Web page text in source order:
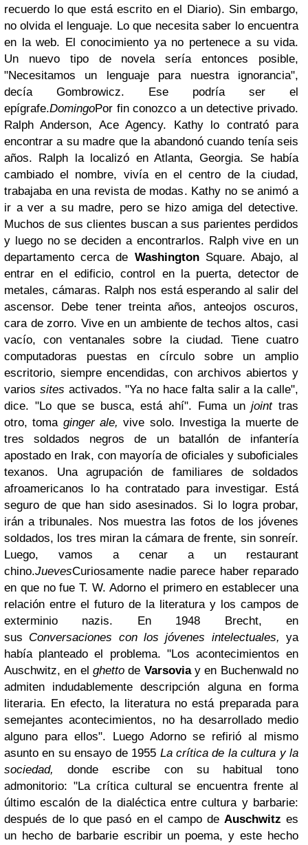
recuerdo lo que está escrito en el Diario). Sin embargo,
no olvida el lenguaje. Lo que necesita saber lo encuentra
en la web. El conocimiento ya no pertenece a su vida.
Un nuevo tipo de novela sería entonces posible,
"Necesitamos un lenguaje para nuestra ignorancia",
decía Gombrowicz. Ese podría ser el
epígrafe.DomingoPor fin conozco a un detective privado.
Ralph Anderson, Ace Agency. Kathy lo contrató para
encontrar a su madre que la abandonó cuando tenía seis
años. Ralph la localizó en Atlanta, Georgia. Se había
cambiado el nombre, vivía en el centro de la ciudad,
trabajaba en una revista de modas. Kathy no se animó a
ir a ver a su madre, pero se hizo amiga del detective.
Muchos de sus clientes buscan a sus parientes perdidos
y luego no se deciden a encontrarlos. Ralph vive en un
departamento cerca de WashingtonSquare. Abajo, al
entrar en el edificio, control en la puerta, detector de
metales, cámaras. Ralph nos está esperando al salir del
ascensor. Debe tener treinta años, anteojos oscuros,
cara de zorro. Vive en un ambiente de techos altos, casi
vacío, con ventanales sobre la ciudad. Tiene cuatro
computadoras puestas en círculo sobre un amplio
escritorio, siempre encendidas, con archivos abiertos y
varios sites activados. "Ya no hace falta salir a la calle",
dice. "Lo que se busca, está ahí". Fuma unjointtras
otro, toma ginger ale, vive solo. Investiga la muerte de
tres soldados negros de un batallón de infantería
apostado en Irak, con mayoría de oficiales y suboficiales
texanos. Una agrupación de familiares de soldados
afroamericanos lo ha contratado para investigar. Está
seguro de que han sido asesinados. Si lo logra probar,
irán a tribunales. Nos muestra las fotos de los jóvenes
soldados, los tres miran la cámara de frente, sin sonreír.
Luego, vamos a cenar a un restaurant
chino.JuevesCuriosamente nadie parece haber reparado
en que no fue T. W. Adorno el primero en establecer una
relación entre el futuro de la literatura y los campos de
exterminio nazis. En 1948 Brecht, en
sus Conversaciones con los jóvenes intelectuales, ya
había planteado el problema. "Los acontecimientos en
Auschwitz, en el ghetto de Varsoviay en Buchenwald no
admiten indudablemente descripción alguna en forma
literaria. En efecto, la literatura no está preparada para
semejantes acontecimientos, no ha desarrollado medio
alguno para ellos". Luego Adorno se refirió al mismo
asunto en su ensayo de 1955 La crítica de la cultura y la
sociedad,
donde escribe con su habitual tono
admonitorio: "La crítica cultural se encuentra frente al
último escalón de la dialéctica entre cultura y barbarie:
después de lo que pasó en el campo de Auschwitz es
un hecho de barbarie escribir un poema, y este hecho